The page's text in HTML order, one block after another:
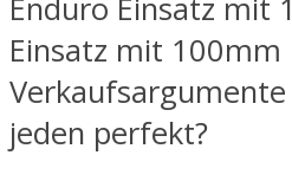
Enduro Einsatz mit
Einsatz mit 100mm
jeden perfekt?